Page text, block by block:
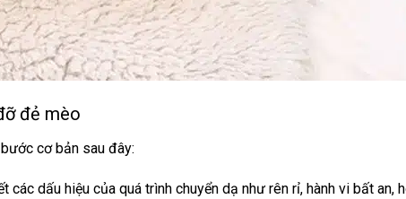
đẻ mèo
cơ bản sau đây:
dấu hiệu của quá trình chuyển dạ như rên rỉ, hành vi bất an,